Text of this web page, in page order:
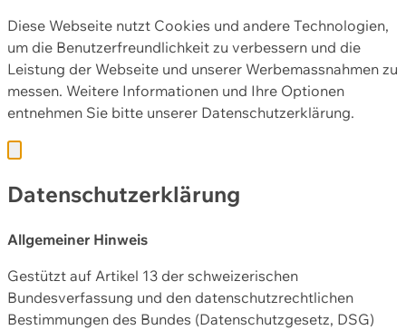
Diese Webseite nutzt Cookies und andere Technologien,
um die Benutzerfreundlichkeit zu verbessern und die
Leistung der Webseite und unserer Werbemassnahmen zu
messen. Weitere Informationen und Ihre Optionen
entnehmen Sie bitte unserer Datenschutzerklärung.
Datenschutzerklärung
Allgemeiner Hinweis
Gestützt auf Artikel 13 der schweizerischen
Bundesverfassung und den datenschutzrechtlichen
Bestimmungen des Bundes (Datenschutzgesetz, DSG)